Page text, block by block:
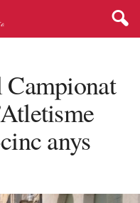
anys